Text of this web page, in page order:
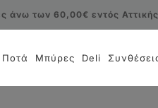
άνω των 60,00€ εντός Αττικής
Ποτά Μπύρες Deli